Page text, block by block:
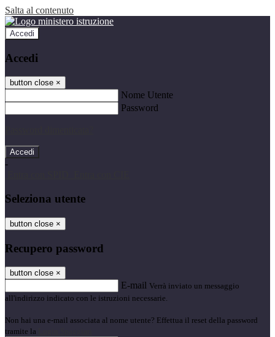
Salta al contenuto
Accedi
Accedi
button close ×
Nome Utente
Password
-
Seleziona utente
button close ×
Recupero password
button close ×
E-mail Verrà inviato un messaggio
all'indirizzo indicato con le istruzioni necessarie.
Non hai una e-mail associata al nome utente? Effettua il reset della password
tramite la